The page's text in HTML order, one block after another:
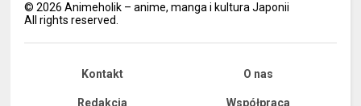
©2026 Animeholik – anime, manga i kultura Japonii
All rights reserved.
Kontakt O nas
Redakcja Współpraca